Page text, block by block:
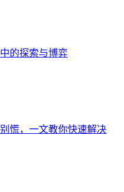
的探索与博弈
慌，一文教你快速解决